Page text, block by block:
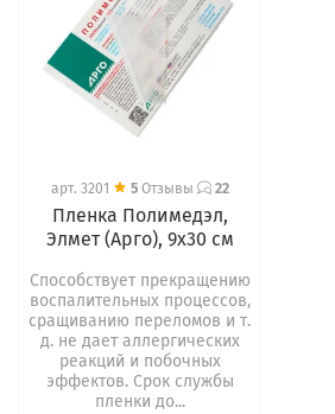
арт. 3201 5Отзывы 22
Пленка Полимедэл,
Элмет (Арго), 9х30 см
Способствует прекращению
воспалительных процессов,
сращиванию переломов и т.
д. не дает аллергических
реакций и побочных
эффектов. Срок службы
пленки до...